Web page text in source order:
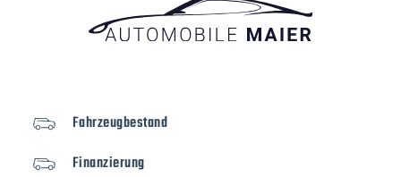
Fahrzeugbestand
Finanzierung